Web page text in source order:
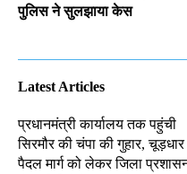
पुलिस ने सुलझाया केस
Latest Articles
प्रधानमंत्री कार्यालय तक पहुंची
सिरमौर की चंपा की गुहार, चूड़धार
पैदल मार्ग को लेकर जिला